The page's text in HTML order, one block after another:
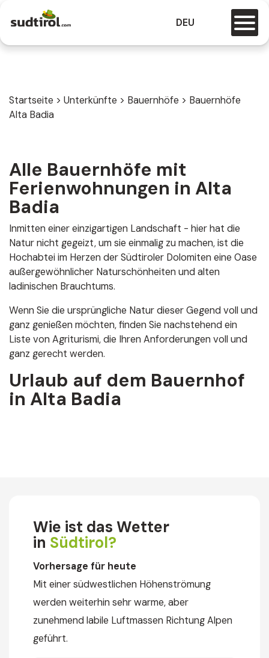
DEU
Startseite > Unterkünfte > Bauernhöfe > Bauernhöfe
Alta Badia
Alle Bauernhöfe mit
Ferienwohnungen in Alta
Badia
Inmitten einer einzigartigen Landschaft - hier hat die
Natur nicht gegeizt, um sie einmalig zu machen, ist die
Hochabtei im Herzen der Südtiroler Dolomiten eine Oase
außergewöhnlicher Naturschönheiten und alten
ladinischen Brauchtums.
Wenn Sie die ursprüngliche Natur dieser Gegend voll und
ganz genießen möchten, finden Sie nachstehend ein
Liste von Agriturismi, die Ihren Anforderungen voll und
ganz gerecht werden.
Urlaub auf dem Bauernhof
in Alta Badia
Wie ist das Wetter
in Südtirol?
Vorhersage für heute
Mit einer südwestlichen Höhenströmung
werden weiterhin sehr warme, aber
zunehmend labile Luftmassen Richtung Alpen
geführt.